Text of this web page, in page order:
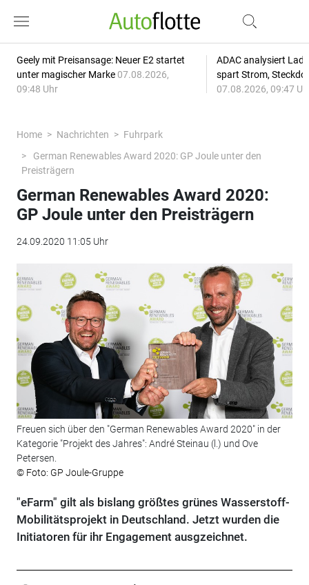
Geely mit Preisansage: Neuer E2 startet
unter magischer Marke 07.08.2026,
09:48 Uhr
ADAC analysiert
spart Strom,
07.08.2026, 09:47
Home Nachrichten
Fuhrpark
German Renewables Award 2020: GP Joule unter den
Preisträgern
German Renewables Award 2020:
GP Joule unter den Preisträgern
24.09.2020 11:05 Uhr
Freuen sich über den "German Renewables Award 2020" in der
Kategorie "Projekt des Jahres": André Steinau (l.) und Ove
Petersen.
© Foto: GP Joule-Gruppe
"eFarm" gilt als bislang größtes grünes Wasserstoff-
Mobilitätsprojekt in Deutschland. Jetzt wurden die
Initiatoren für ihr Engagement ausgzeichnet.